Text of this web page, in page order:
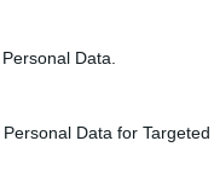
Data.
Data for Targeted
i Norge
på Østlandet i
Båtsenters
kan ikke si mer
har også